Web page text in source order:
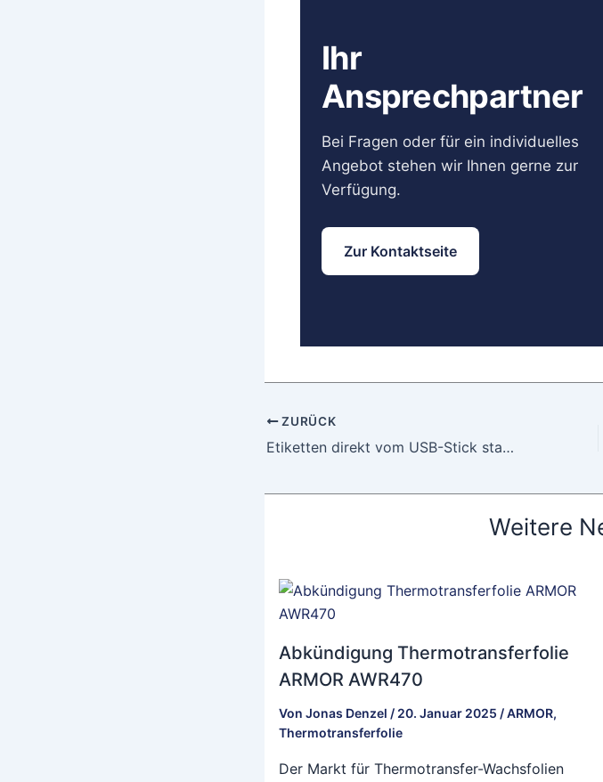
Ihr
Ansprechpartner
Bei Fragen oder für ein individuelles
Angebot stehen wir Ihnen gerne zur
Verfügung.
Zur Kontaktseite
ZURÜCK
Etiketten direkt vom USB-Stick stand-alone drucken – ganz ohne PC
Weitere
Abkündigung Thermotransferfolie
ARMOR AWR470
Von Jonas Denzel / 20. Januar 2025 /ARMOR,
Thermotransferfolie
Der Markt für Thermotransfer-Wachsfolien